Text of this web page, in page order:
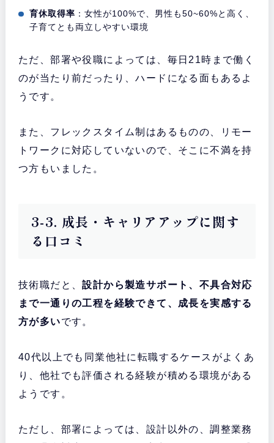
育休取得率 ：女性が100%で、男性も50~60%と高く、
子育てとも両立しやすい環境
ただ、部署や役職によっては、毎日21時まで働く
のが当たり前だったり、ハードになる面もあるよ
うです。
また、フレックスタイム制はあるものの、リモー
トワークに対応していないので、そこに不満を持
つ方もいました。
3-3. 成長・キャリアアップに関す
る口コミ
技術職だと、設計から製造サポート、不具合対応
まで一通りの工程を経験できて、成長を実感する
方が多いです。
40代以上でも同業他社に転職するケースがよくあ
り、他社でも評価される経験が積める環境がある
ようです。
ただし、部署によっては、設計以外の、調整業務